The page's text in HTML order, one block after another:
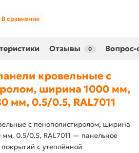
В сравнение
Отзывы 0 Вопрос-
кровельные с
ширина 1000 мм,
мм, 0.5/0.5, RAL7011
с пенополистиролом, ширина
0.5/0.5, RAL7011 — панельное
с утеплённой